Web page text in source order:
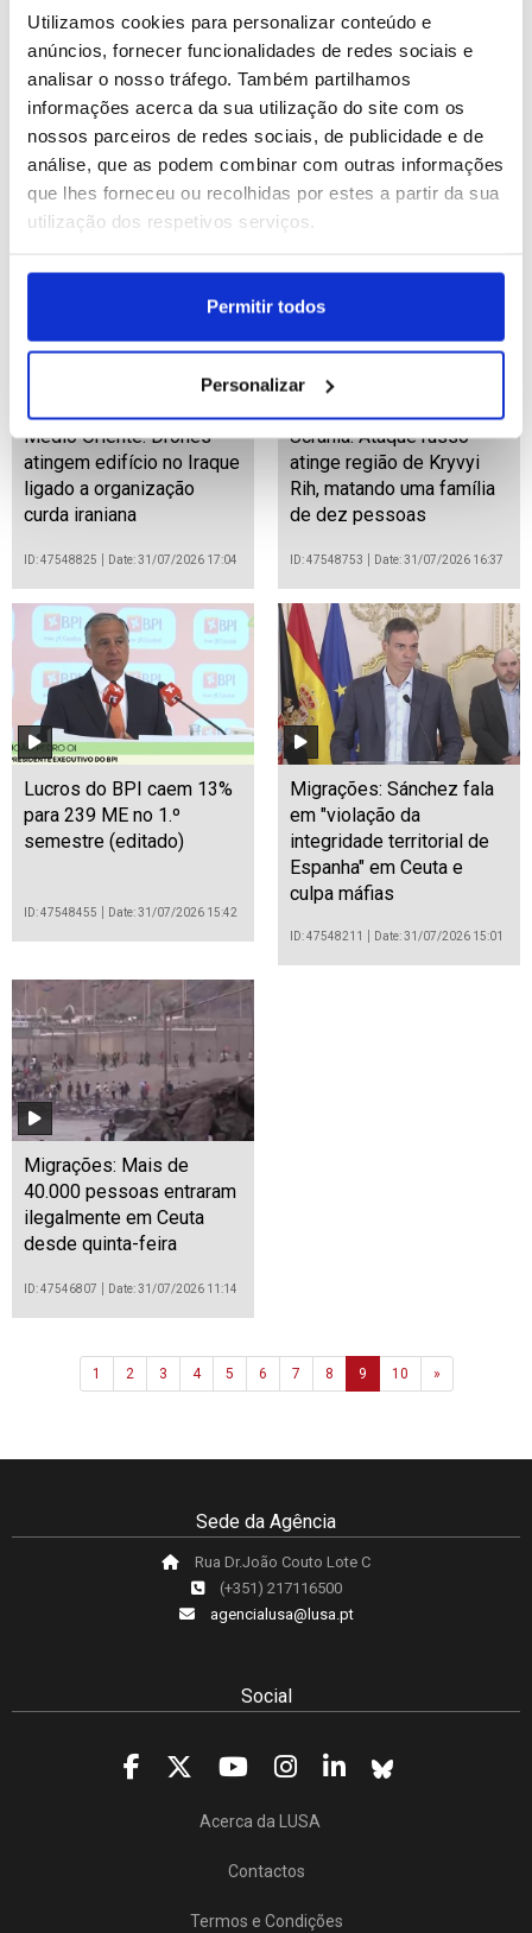
Utilizamos cookies para personalizar conteúdo e
anúncios, fornecer funcionalidades de redes sociais e
analisar o nosso tráfego. Também partilhamos
informações acerca da sua utilização do site com os
nossos parceiros de redes sociais, de publicidade e de
análise, que as podem combinar com outras informações
que lhes forneceu ou recolhidas por estes a partir da sua
utilização dos respetivos serviços.
Permitir todos
Personalizar
Polícia reforça presença
para a marcha do orgulho
LGBTQIA+ em Hamburgo
ID: 47549020 Date: 31/07/2026 17:27
Médio Oriente: Drones
atingem edifício no Iraque
ligado a organização
curda iraniana
ID: 47548825 Date: 31/07/2026 17:04
Ucrânia: Ataque russo
atinge região de Kryvyi
Rih, matando uma família
de dez pessoas
ID: 47548753 Date: 31/07/2026 16:37
Lucros do BPI caem 13%
para 239 ME no 1.º
semestre (editado)
ID: 47548455 Date: 31/07/2026 15:42
Migrações: Sánchez fala
em "violação da
integridade territorial de
Espanha" em Ceuta e
culpa máfias
ID: 47548211 Date: 31/07/2026 15:01
Migrações: Mais de
40.000 pessoas entraram
ilegalmente em Ceuta
desde quinta-feira
ID: 47546807 Date: 31/07/2026 11:14
1 2 3 4 5 6 7 8 9 10 »Next
Sede da Agência
Rua Dr.João Couto Lote C
(+351) 217116500
agencialusa@lusa.pt
Social
Acerca da LUSA
Contactos
Termos e Condições